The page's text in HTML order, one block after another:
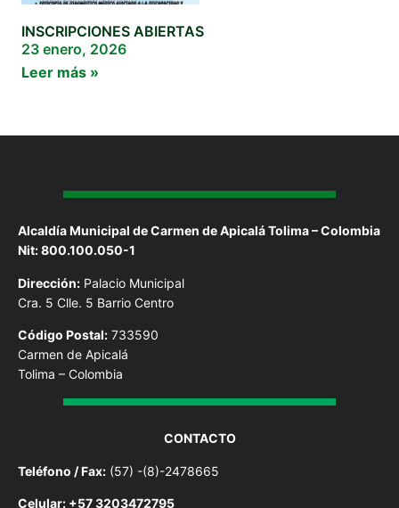
INSCRIPCIONES ABIERTAS
23 enero, 2026
Leer más »
Alcaldía Municipal de Carmen de Apicalá Tolima – Colombia
Nit: 800.100.050-1
Dirección: Palacio Municipal
Cra. 5 Clle. 5 Barrio Centro
Código Postal: 733590
Carmen de Apicalá
Tolima – Colombia
CONTACTO
Teléfono / Fax: (57) -(8)-2478665
Celular: +57 3203472795